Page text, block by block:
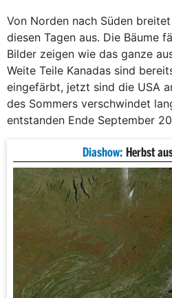
Von Norden nach Süden
diesen Tagen aus. Die Bäume
Bilder zeigen wie das ganze
Weite Teile Kanadas sind
eingefärbt, jetzt sind die USA
des Sommers verschwindet
entstanden Ende September
Diashow: Herbst